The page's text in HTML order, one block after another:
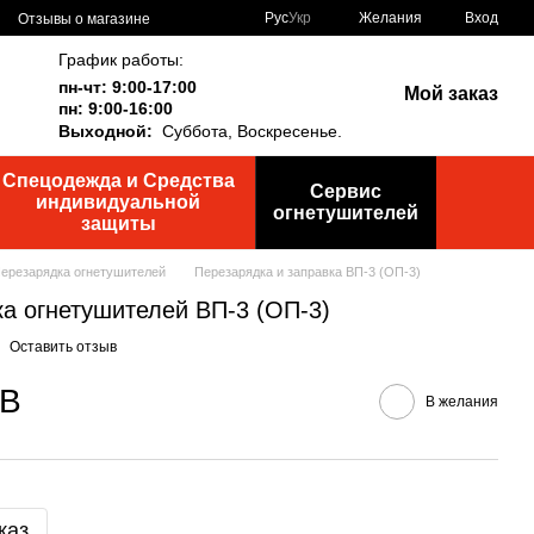
Отзывы о магазине РусУкр Желания Вход
График работы:
пн-чт: 9:00-17:00
пн: 9:00-16:00
Выходной: Суббота, Воскресенье.
Мой заказ
Спецодежда и Средства
индивидуальной
защиты
Сервис
огнетушителей
огнетушителей Перезарядка и заправка ВП-3 (ОП-3)
огнетушителей ВП-3 (ОП-3)
Оставить отзыв
В желания